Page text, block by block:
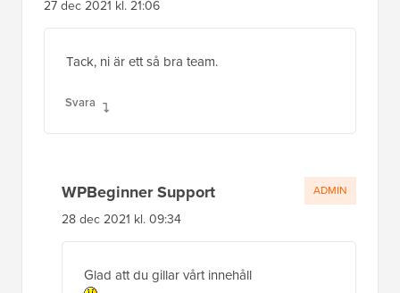
27 dec 2021 kl. 21:06
Tack, ni är ett så bra team.
Svara
WPBeginner Support
28 dec 2021 kl. 09:34
Glad att du gillar vårt innehåll
ADMIN